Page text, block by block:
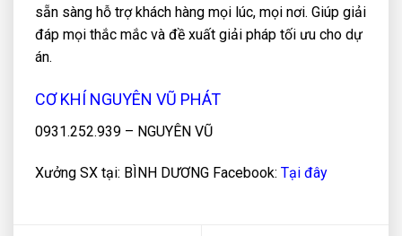
sẵn sàng hỗ trợ khách hàng mọi lúc, mọi nơi. Giúp giải
đáp mọi thắc mắc và đề xuất giải pháp tối ưu cho dự
án.
CƠ KHÍ NGUYÊN VŨ PHÁT
0931.252.939 – NGUYÊN VŨ
Xưởng SX tại: BÌNH DƯƠNG Facebook: Tại đây